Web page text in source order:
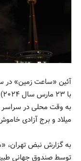
به وقت محلی در سراسر
میلاد و برج آزادی
به گزارش نبض تهران،